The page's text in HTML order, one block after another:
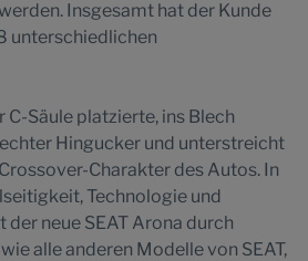
Insgesamt hat der Kunde
unterschiedlichen
C-Säule platzierte, ins Blech
Hingucker und unterstreicht
Charakter des Autos. In
Technologie und
neue SEAT Arona durch
alle anderen Modelle von SEAT,